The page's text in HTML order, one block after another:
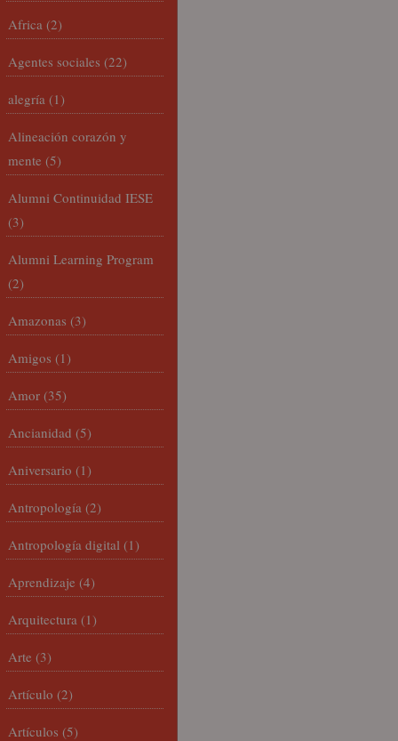
Africa (2)
Agentes sociales (22)
alegría (1)
Alineación corazón y
mente (5)
Alumni Continuidad IESE
(3)
Alumni Learning Program
(2)
Amazonas (3)
Amigos (1)
Amor (35)
Ancianidad (5)
Aniversario (1)
Antropología (2)
Antropología digital (1)
Aprendizaje (4)
Arquitectura (1)
Arte (3)
Artículo (2)
Artículos (5)